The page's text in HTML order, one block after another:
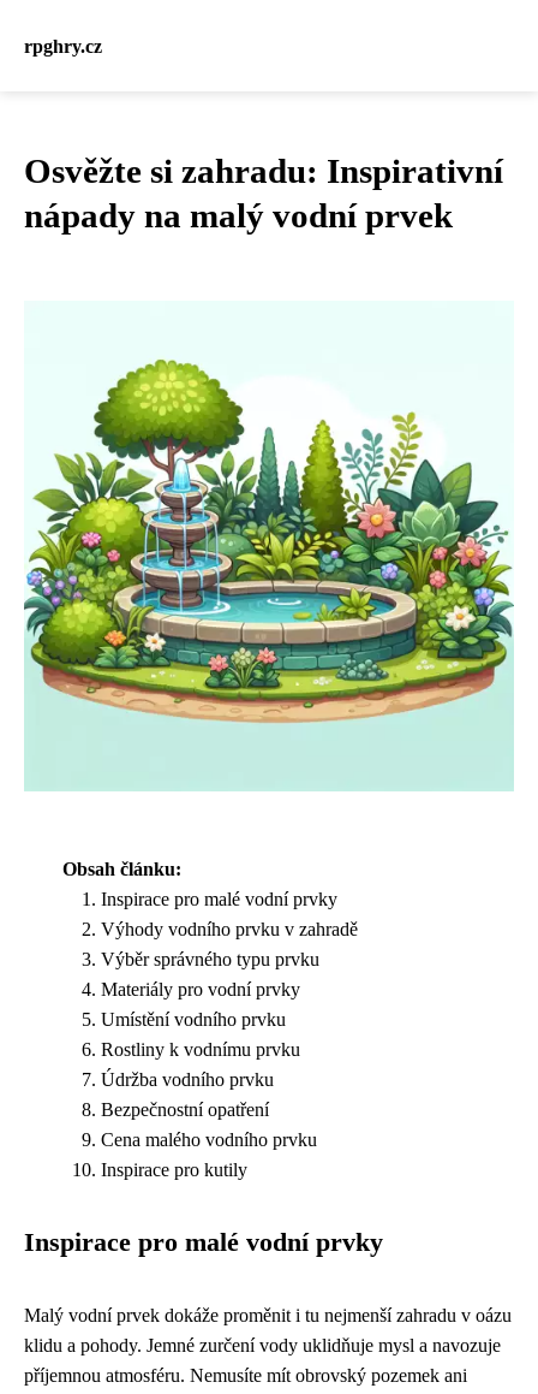
rpghry.cz
Osvěžte si zahradu: Inspirativní
nápady na malý vodní prvek
Obsah článku:
Inspirace pro malé vodní prvky
Výhody vodního prvku v zahradě
Výběr správného typu prvku
Materiály pro vodní prvky
Umístění vodního prvku
Rostliny k vodnímu prvku
Údržba vodního prvku
Bezpečnostní opatření
Cena malého vodního prvku
Inspirace pro kutily
Inspirace pro malé vodní prvky
Malý vodní prvek dokáže proměnit i tu nejmenší zahradu v oázu
klidu a pohody. Jemné zurčení vody uklidňuje mysl a navozuje
příjemnou atmosféru. Nemusíte mít obrovský pozemek ani